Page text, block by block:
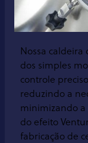
Nossa caldeira
dos simples
controle
reduzindo a
minimizando a
do efeito
fabricação de